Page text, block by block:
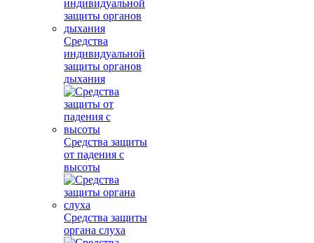
Средства
индивидуальной
защиты органов
дыхания
Средства защиты
от падения с
высоты
Средства защиты
органа слуха